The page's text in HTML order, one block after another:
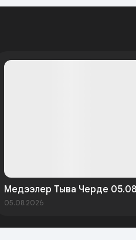
Медээлер Тыва Черде
05.08.2026